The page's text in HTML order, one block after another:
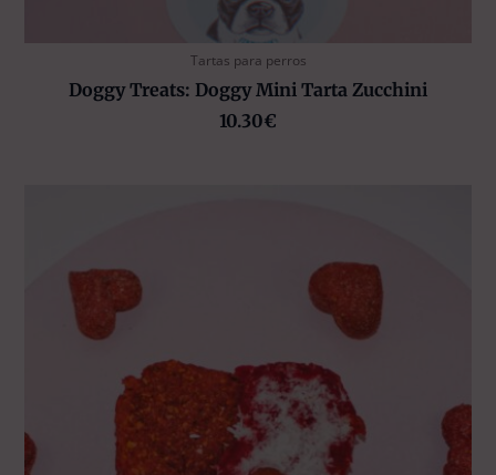
Tartas para perros
Doggy Treats: Doggy Mini Tarta Zucchini
10.30€